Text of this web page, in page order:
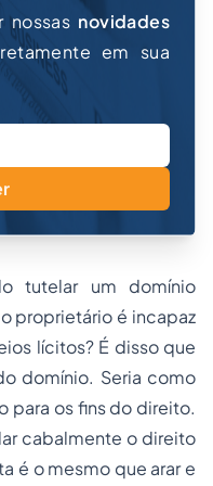
nossas novidades
em sua
tutelar um domínio
proprietário é incapaz
lícitos? É disso que
domínio. Seria como
para os fins do direito.
cabalmente o direito
é o mesmo que arar e